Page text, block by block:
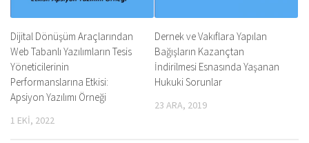
Dijital Dönüşüm Araçlarından
Web Tabanlı Yazılımların Tesis
Yöneticilerinin
Performanslarına Etkisi:
Apsiyon Yazılımı Örneği
1 EKI, 2022
Dernek ve Vakıflara Yapılan
Bağışların Kazançtan
İndirilmesi Esnasında Yaşanan
Hukuki Sorunlar
23 ARA, 2019